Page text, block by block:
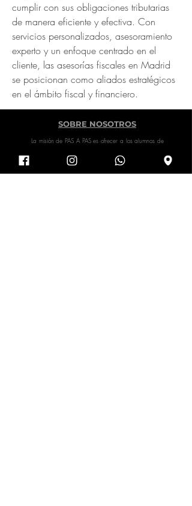
cumplir con sus obligaciones tributarias
de manera eficiente y efectiva. Con
servicios personalizados, asesoramiento
experto y un enfoque centrado en el
cliente, las asesorías fiscales en Madrid
se posicionan como aliados estratégicos
en el ámbito fiscal y financiero.
SOBRE NOSOTROS
La misión de PAS A PAS es ofrecer a los alumnos de
también, diversas experiencias con las que los
estudiantes puedan crecer mental y físicamente
como bailarines.